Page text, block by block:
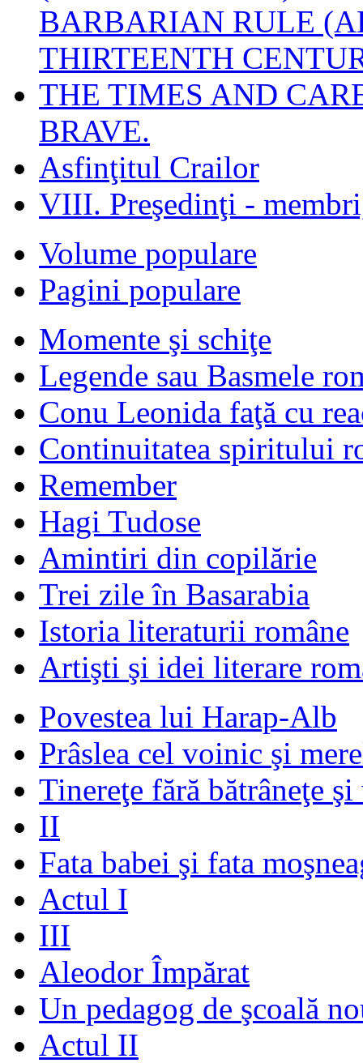
BARBARIAN RULE
THIRTEENTH
THE TIMES AND
BRAVE.
Asfinţitul Crailor
VIII. Preşedinţi -
Volume populare
Pagini populare
Momente şi schiţe
Legende sau Basmele
Conu Leonida faţă cu
Continuitatea spiritului
Remember
Hagi Tudose
Amintiri din copilărie
Trei zile în Basarabia
Istoria literaturii române
Artişti şi idei literare
Povestea lui Harap-Alb
Prâslea cel voinic şi
Tinereţe fără bătrâneţe
II
Fata babei şi fata
Actul I
III
Aleodor Împărat
Un pedagog de şcoală
Actul II